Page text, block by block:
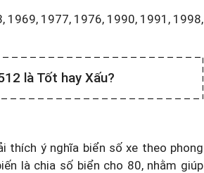
1969, 1977, 1976, 1990, 1991, 1998,
là Tốt hay Xấu?
thích ý nghĩa biển số xe theo phong
là chia số biển cho 80, nhằm giúp